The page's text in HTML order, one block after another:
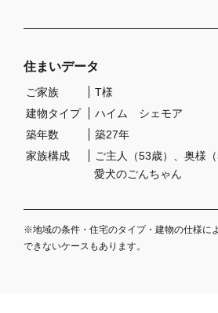
住まいデータ
ご家族
T様
建物タイプ
ハイム シェモア
築年数
築27年
家族構成
ご主人（53歳）、奥様（53歳）のご夫婦と、
愛犬のごんちゃん
※地域の条件・住宅のタイプ・建物の仕様に
できないケースもあります。